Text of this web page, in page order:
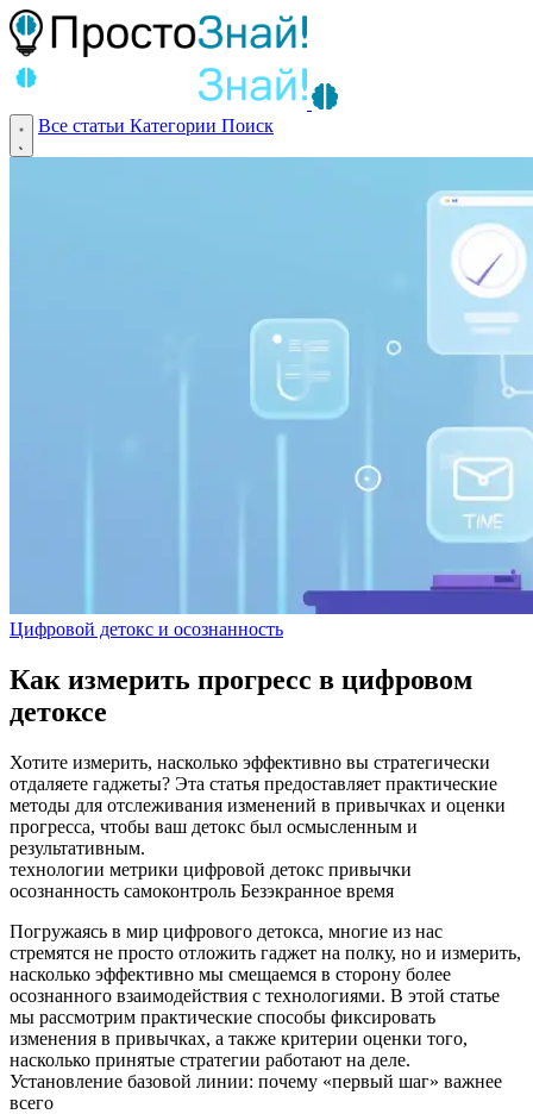
Все статьи Категории Поиск
Цифровой детокс и осознанность
Как измерить прогресс в цифровом
детоксе
Хотите измерить, насколько эффективно вы стратегически
отдаляете гаджеты? Эта статья предоставляет практические
методы для отслеживания изменений в привычках и оценки
прогресса, чтобы ваш детокс был осмысленным и
результативным.
технологии метрики цифровой детокс привычки
осознанность самоконтроль Безэкранное время
Погружаясь в мир цифрового детокса, многие из нас
стремятся не просто отложить гаджет на полку, но и измерить,
насколько эффективно мы смещаемся в сторону более
осознанного взаимодействия с технологиями. В этой статье
мы рассмотрим практические способы фиксировать
изменения в привычках, а также критерии оценки того,
насколько принятые стратегии работают на деле.
Установление базовой линии: почему «первый шаг» важнее
всего